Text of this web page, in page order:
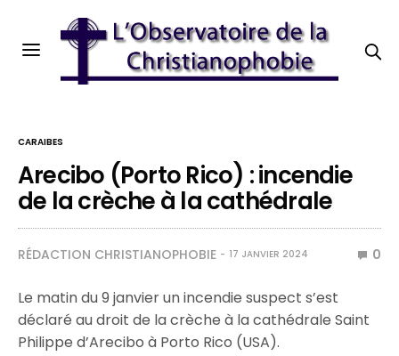
CARAIBES
Arecibo (Porto Rico) : incendie
de la crèche à la cathédrale
RÉDACTION CHRISTIANOPHOBIE 17 JANVIER 2024 0
Le matin du 9 janvier un incendie suspect s’est
déclaré au droit de la crèche à la cathédrale Saint
Philippe d’Arecibo à Porto Rico (USA).